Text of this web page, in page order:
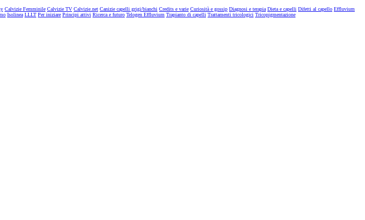
Calvizie Femminile Calvizie TV Calvizie.net Canizie capelli grigi/bianchi Credits e varie Curiosità e gossip Diagnosi e terapia Dieta e capelli Difetti al capello Effluvium
Isolinea LLLT Per iniziare Principi attivi Ricerca e futuro Telogen Effluvium Trapianto di capelli Trattamenti tricologici Tricopigmentazione